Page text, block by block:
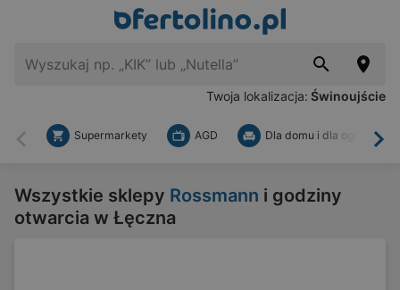
Twoja lokalizacja: Świnoujście
Wstecz
Supermarkety AGD Dla domu i dla ogrodu
Wszystkie sklepy Rossmann i godziny
otwarcia w Łęczna